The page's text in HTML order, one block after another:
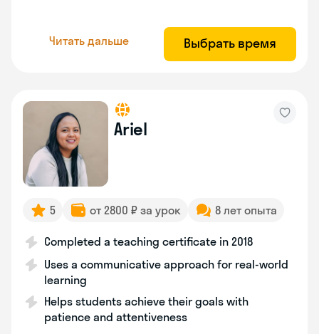
Читать дальше Выбрать время
Ariel
5 от 2800 ₽ за урок 8 лет опыта
Completed a teaching certificate in 2018
Uses a communicative approach for real-world
learning
Helps students achieve their goals with
patience and attentiveness